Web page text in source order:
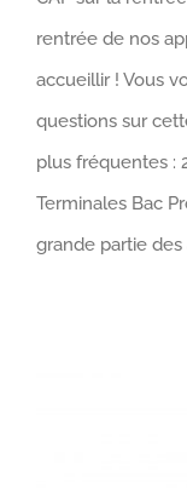
rentrée de nos
accueillir ! Vous
questions sur
plus fréquentes :
Terminales Bac
grande partie